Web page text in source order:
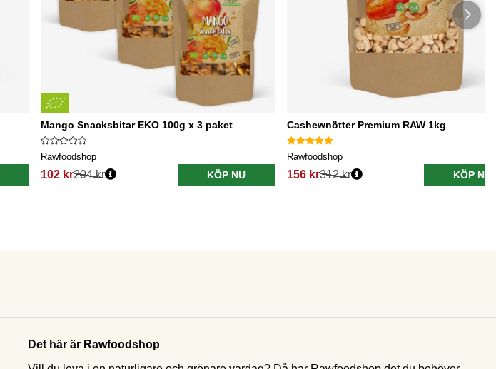
Mango Snacksbitar EKO 100g x 3 paket
Rawfoodshop
102 kr204 kr KÖP NU
Cashewnötter Premium RAW 1kg
Rawfoodshop
156 kr312 kr KÖP NU
Det här är Rawfoodshop